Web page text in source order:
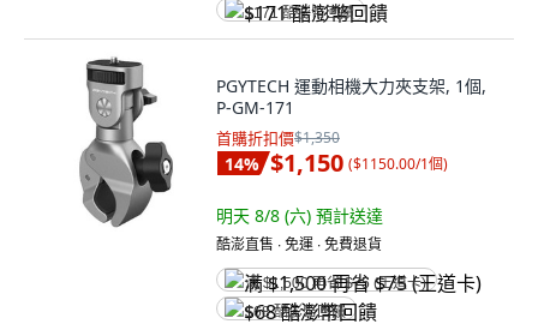
$171 酷澎幣回饋
PGYTECH 運動相機大力夾支架, 1個,
P-GM-171
首購折扣價$1,350
14% $1,150 ($1150.00/1個)
明天 8/8 (六) 預計送達
酷澎直售 ∙ 免運 ∙ 免費退貨
满 $1,500 再省 $75 (王道卡)
$68 酷澎幣回饋